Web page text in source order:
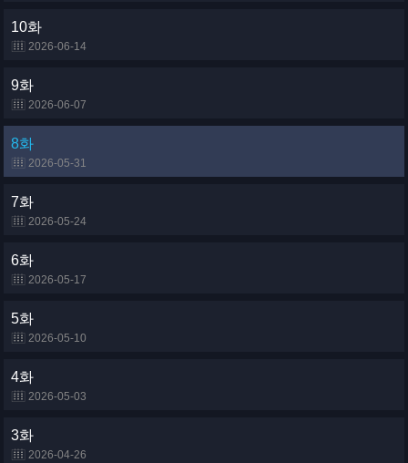
10화
2026-06-14
9화
2026-06-07
8화
2026-05-31
7화
2026-05-24
6화
2026-05-17
5화
2026-05-10
4화
2026-05-03
3화
2026-04-26